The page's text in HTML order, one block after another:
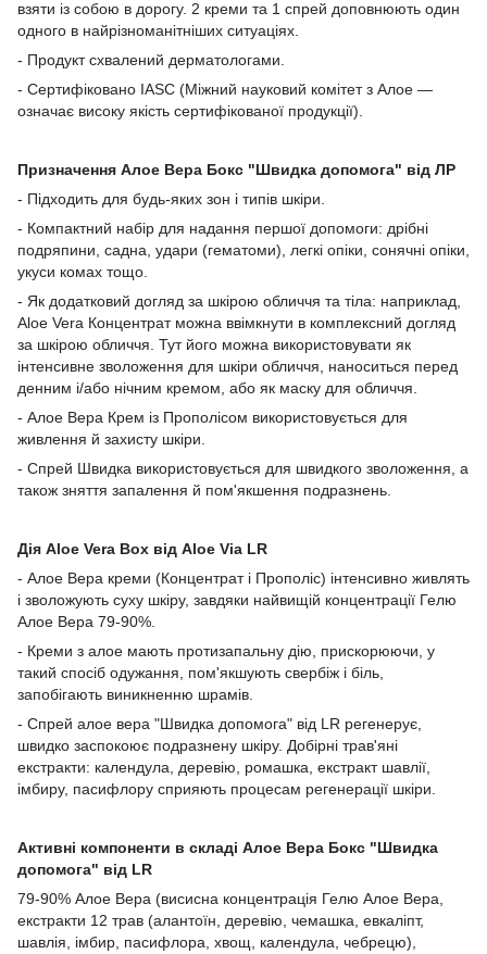
взяти із собою в дорогу. 2 креми та 1 спрей доповнюють один
одного в найрізноманітніших ситуаціях.
- Продукт схвалений дерматологами.
- Сертифіковано IASC (Міжний науковий комітет з Алое —
означає високу якість сертифікованої продукції).
Призначення Алое Вера Бокс "Швидка допомога" від ЛР
- Підходить для будь-яких зон і типів шкіри.
- Компактний набір для надання першої допомоги: дрібні
подряпини, садна, удари (гематоми), легкі опіки, сонячні опіки,
укуси комах тощо.
- Як додатковий догляд за шкірою обличчя та тіла: наприклад,
Aloe Vera Концентрат можна ввімкнути в комплексний догляд
за шкірою обличчя. Тут його можна використовувати як
інтенсивне зволоження для шкіри обличчя, наноситься перед
денним і/або нічним кремом, або як маску для обличчя.
- Алое Вера Крем із Прополісом використовується для
живлення й захисту шкіри.
- Спрей Швидка використовується для швидкого зволоження, а
також зняття запалення й пом'якшення подразнень.
Дія Aloe Vera Box від Aloe Via LR
- Алое Вера креми (Концентрат і Прополіс) інтенсивно живлять
і зволожують суху шкіру, завдяки найвищій концентрації Гелю
Алое Вера 79-90%.
- Креми з алое мають протизапальну дію, прискорюючи, у
такий спосіб одужання, пом'якшують свербіж і біль,
запобігають виникненню шрамів.
- Спрей алое вера "Швидка допомога" від LR регенерує,
швидко заспокоює подразнену шкіру. Добірні трав'яні
екстракти: календула, деревію, ромашка, екстракт шавлії,
імбиру, пасифлору сприяють процесам регенерації шкіри.
Активні компоненти в складі Алое Вера Бокс "Швидка
допомога" від LR
79-90% Алое Вера (висисна концентрація Гелю Алое Вера,
екстракти 12 трав (алантоїн, деревію, чемашка, евкаліпт,
шавлія, імбир, пасифлора, хвощ, календула, чебрецю),